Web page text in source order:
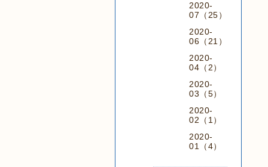
2020-
07（25）
2020-
06（21）
2020-
04（2）
2020-
03（5）
2020-
02（1）
2020-
01（4）